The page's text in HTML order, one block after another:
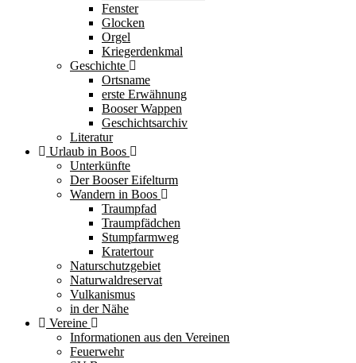
Fenster
Glocken
Orgel
Kriegerdenkmal
Geschichte
Ortsname
erste Erwähnung
Booser Wappen
Geschichtsarchiv
Literatur
Urlaub in Boos
Unterkünfte
Der Booser Eifelturm
Wandern in Boos
Traumpfad
Traumpfädchen
Stumpfarmweg
Kratertour
Naturschutzgebiet
Naturwaldreservat
Vulkanismus
in der Nähe
Vereine
Informationen aus den Vereinen
Feuerwehr